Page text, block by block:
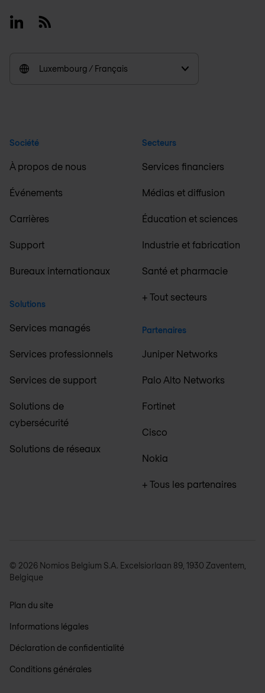
LinkedinRSS
Luxembourg / Français
Société
À propos de nous
Événements
Carrières
Support
Bureaux internationaux
Solutions
Services managés
Services professionnels
Services de support
Solutions de
cybersécurité
Solutions de réseaux
Secteurs
Services financiers
Médias et diffusion
Éducation et sciences
Industrie et fabrication
Santé et pharmacie
+ Tout secteurs
Partenaires
Juniper Networks
Palo Alto Networks
Fortinet
Cisco
Nokia
+ Tous les partenaires
© 2026 Nomios Belgium S.A. Excelsiorlaan 89, 1930 Zaventem,
Belgique
Plan du site
Informations légales
Déclaration de confidentialité
Conditions générales